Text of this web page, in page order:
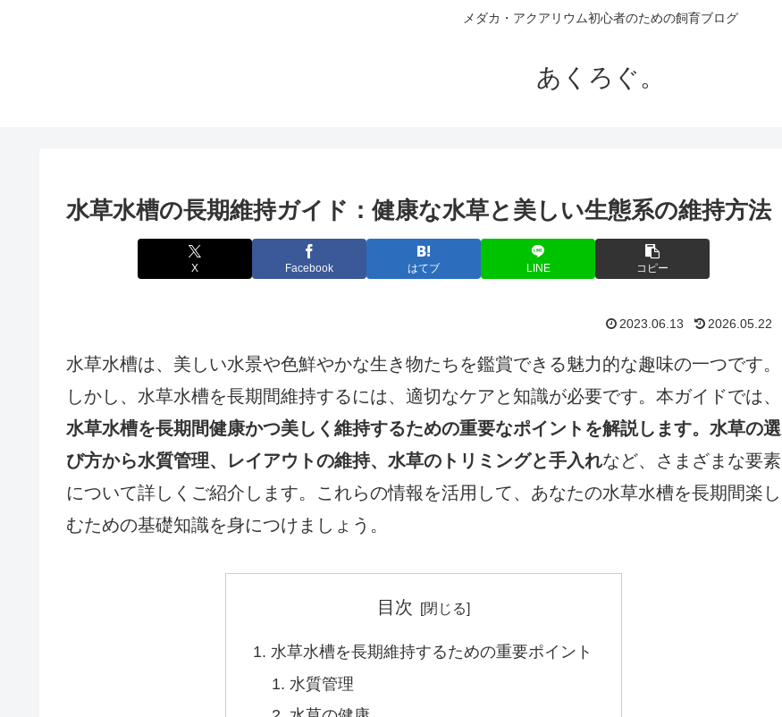
メダカ・アクアリウム初心者のための飼育ブログ
あくろぐ。
水草水槽の長期維持ガイド：健康な水草と美しい生態系の維持方法
X Facebook はてブ LINE コピー
2023.06.13 2026.05.22
水草水槽は、美しい水景や色鮮やかな生き物たちを鑑賞できる魅力的な趣味の一つです。
しかし、水草水槽を長期間維持するには、適切なケアと知識が必要です。本ガイドでは、
水草水槽を長期間健康かつ美しく維持するための重要なポイントを解説します。水草の選
び方から水質管理、レイアウトの維持、水草のトリミングと手入れなど、さまざまな要素
について詳しくご紹介します。これらの情報を活用して、あなたの水草水槽を長期間楽し
むための基礎知識を身につけましょう。
目次
水草水槽を長期維持するための重要ポイント
水質管理